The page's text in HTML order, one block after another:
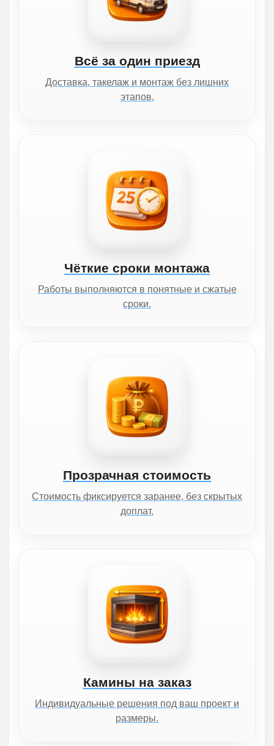
Всё за один приезд
Доставка, такелаж и монтаж без лишних
этапов.
Чёткие сроки монтажа
Работы выполняются в понятные и сжатые
сроки.
Прозрачная стоимость
Стоимость фиксируется заранее, без скрытых
доплат.
Камины на заказ
Индивидуальные решения под ваш проект и
размеры.